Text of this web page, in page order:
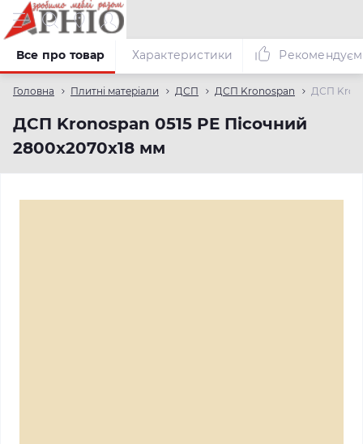
Головна Плитні матеріали ДСП ДСП Kronospan ДСП
ДСП Kronospan 0515 PE Пісочний
2800x2070x18 мм
Все про товар Характеристики